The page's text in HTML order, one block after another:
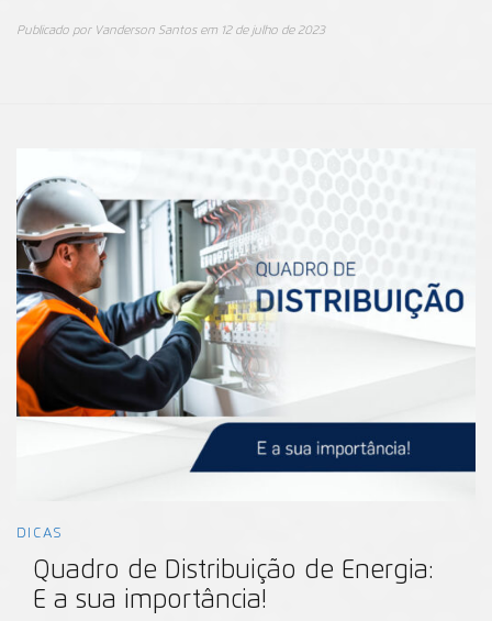
Publicado por Vanderson Santosem 12 de julho de 2023
DICAS
Quadro de Distribuição de Energia:
E a sua importância!